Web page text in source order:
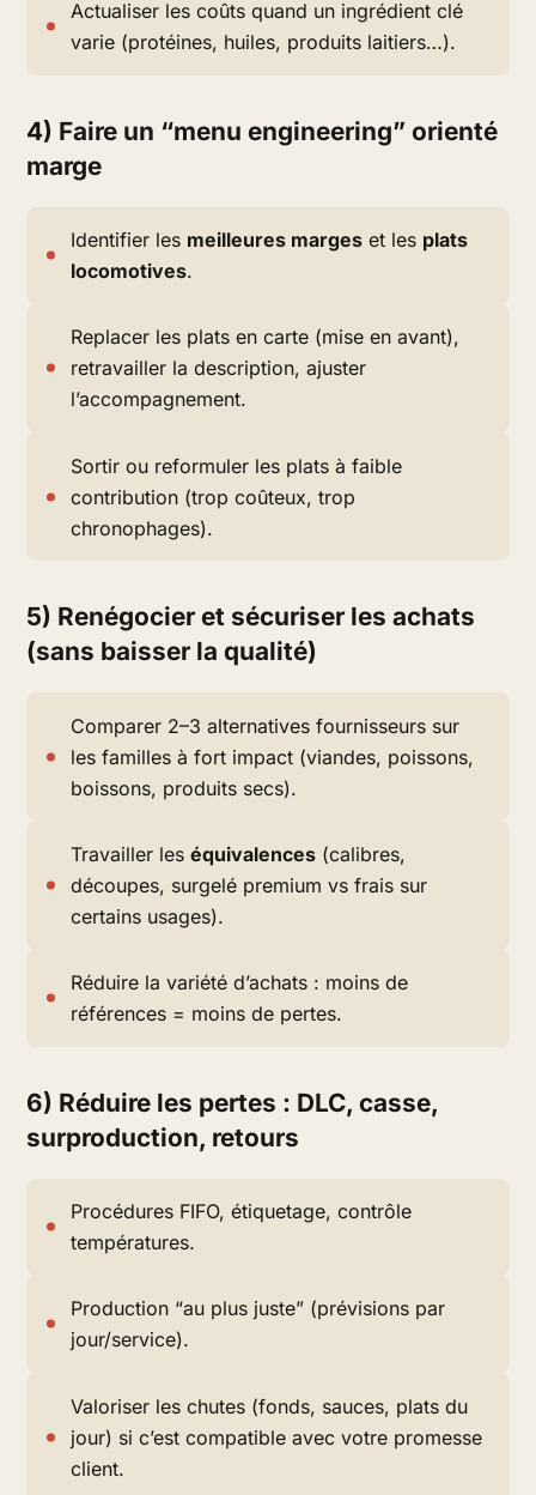
Actualiser les coûts quand un ingrédient clé
varie (protéines, huiles, produits laitiers…).
4) Faire un “menu engineering” orienté
marge
Identifier les meilleures marges et les plats
locomotives.
Replacer les plats en carte (mise en avant),
retravailler la description, ajuster
l’accompagnement.
Sortir ou reformuler les plats à faible
contribution (trop coûteux, trop
chronophages).
5) Renégocier et sécuriser les achats
(sans baisser la qualité)
Comparer 2–3 alternatives fournisseurs sur
les familles à fort impact (viandes, poissons,
boissons, produits secs).
Travailler leséquivalences (calibres,
découpes, surgelé premium vs frais sur
certains usages).
Réduire la variété d’achats : moins de
références = moins de pertes.
6) Réduire les pertes : DLC, casse,
surproduction, retours
Procédures FIFO, étiquetage, contrôle
températures.
Production “au plus juste” (prévisions par
jour/service).
Valoriser les chutes (fonds, sauces, plats du
jour) si c’est compatible avec votre promesse
client.